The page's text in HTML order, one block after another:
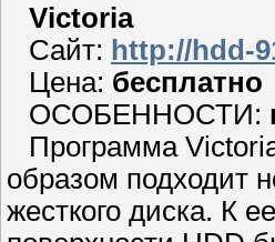
Victoria
Сайт: http://hdd-
Цена: бесплатно
ОСОБЕННОСТИ:
Программа
образом подходит
жесткого диска. К